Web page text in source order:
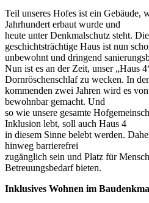
Teil unseres Hofes ist ein Gebäude,
Jahrhundert erbaut wurde und
heute unter Denkmalschutz steht.
geschichtsträchtige Haus ist nun
unbewohnt und dringend
Nun ist es an der Zeit, unser „Haus
Dornröschenschlaf zu wecken. In
kommenden zwei Jahren wird es
bewohnbar gemacht. Und
so wie unsere gesamte
Inklusion lebt, soll auch Haus 4
in diesem Sinne belebt werden.
hinweg barrierefrei
zugänglich sein und Platz für
Betreuungsbedarf bieten.
Inklusives Wohnen im